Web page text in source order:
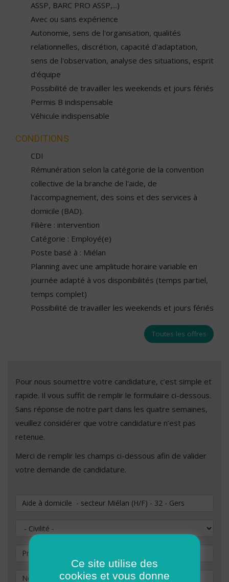
ASSP, BARC PRO ASSP,...)
Avec ou sans expérience
Autonomie, sens de l'organisation, qualités
relationnelles, discrétion, capacité d'adaptation,
sens de l'observation, analyse des situations, esprit
d'équipe
Possibilité de travailler les weekends et jours fériés
Permis B indispensable
Véhicule indispensable
CONDITIONS
CDI
Rémunération selon la catégorie de la convention
collective de la branche de l'aide, de
l'accompagnement, des soins et des services à
domicile (BAD).
Filière : intervention
Catégorie : Employé(e)
Poste basé à : Miélan
Planning avec une amplitude horaire variable en
journée adapté à vos disponibilités (temps partiel,
temps complet)
Possibilité de travailler les weekends et jours fériés
Toutes les offres
Pour nous soumettre votre candidature, c’est simple et
rapide. Il vous suffit de remplir le formulaire ci-dessous.
Sans réponse de notre part dans les quatre semaines,
veuillez considérer que votre candidature n’est pas
retenue.
Merci de remplir les champs ci-dessous afin de valider
votre demande de candidature.
Vous souhaitez postuler au poste de
Civilité
Prénom
Nom
Ce site utilise des
cookies et vous donne